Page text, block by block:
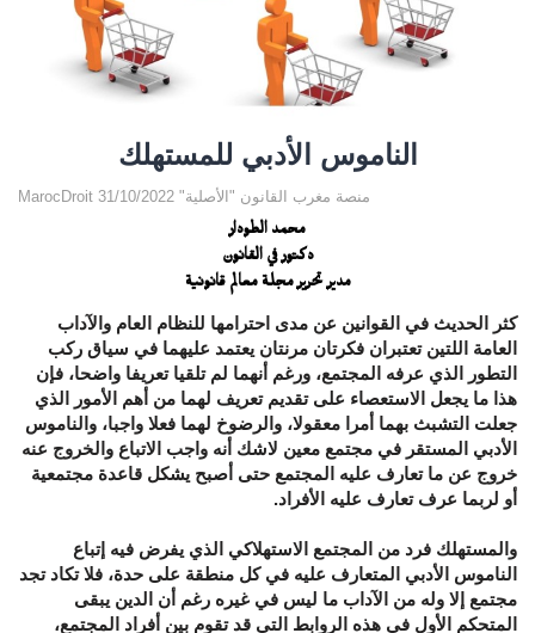
الناموس الأدبي للمستهلك
MarocDroit منصة مغرب القانون "الأصلية" 31/10/2022
محمد الطودار
دكتور في القانون
مدير تحرير مجلة معالم قانونية
كثر الحديث في القوانين عن مدى احترامها للنظام العام والآداب
العامة اللتين تعتبران فكرتان مرنتان يعتمد عليهما في سياق ركب
التطور الذي عرفه المجتمع، ورغم أنهما لم تلقيا تعريفا واضحا، فإن
هذا ما يجعل الاستعصاء على تقديم تعريف لهما من أهم الأمور الذي
جعلت التشبث بهما أمرا معقولا، والرضوخ لهما فعلا واجبا، والناموس
الأدبي المستقر في مجتمع معين لاشك أنه واجب الاتباع والخروج عنه
خروج عن ما تعارف عليه المجتمع حتى أصبح يشكل قاعدة مجتمعية
أو لربما عرف تعارف عليه الأفراد.
والمستهلك فرد من المجتمع الاستهلاكي الذي يفرض فيه إتباع
الناموس الأدبي المتعارف عليه في كل منطقة على حدة، فلا تكاد تجد
مجتمع إلا وله من الآداب ما ليس في غيره رغم أن الدين يبقى
المتحكم الأول في هذه الروابط التي قد تقوم بين أفراد المجتمع،